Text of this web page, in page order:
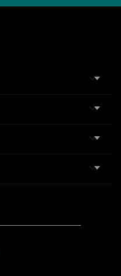



